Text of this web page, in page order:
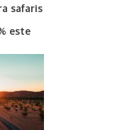
safaris
este